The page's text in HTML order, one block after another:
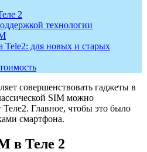
2
технологии
для новых и старых
совершенствовать гаджеты в
SIM можно
Главное, чтобы это было
смартфона.
в Теле 2